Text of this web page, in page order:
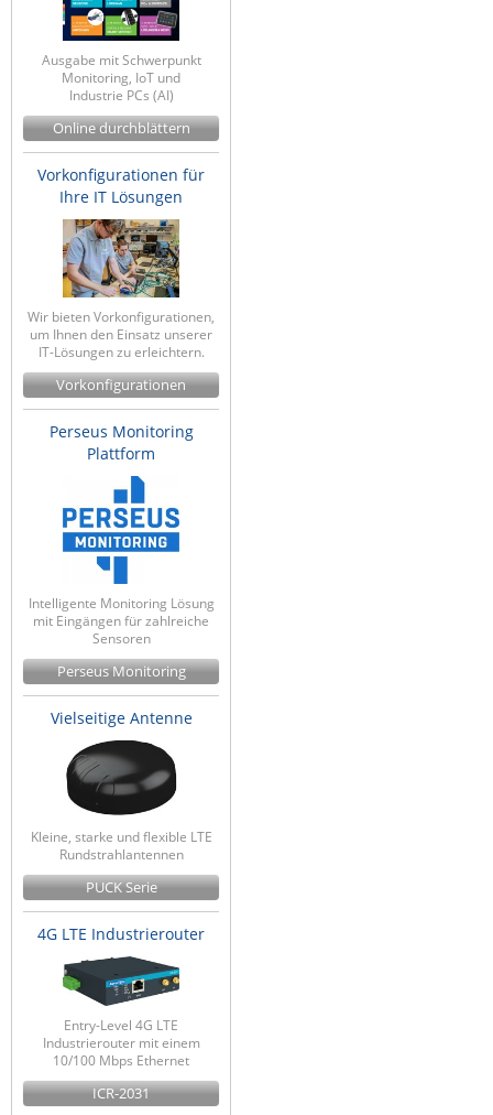
Ausgabe mit Schwerpunkt
Monitoring, IoT und
Industrie PCs (AI)
Online durchblättern
Vorkonfigurationen für
Ihre IT Lösungen
Wir bieten Vorkonfigurationen,
um Ihnen den Einsatz unserer
IT-Lösungen zu erleichtern.
Vorkonfigurationen
Perseus Monitoring
Plattform
Intelligente Monitoring Lösung
mit Eingängen für zahlreiche
Sensoren
Perseus Monitoring
Vielseitige Antenne
Kleine, starke und flexible LTE
Rundstrahlantennen
PUCK Serie
4G LTE Industrierouter
Entry-Level 4G LTE
Industrierouter mit einem
10/100 Mbps Ethernet
ICR-2031